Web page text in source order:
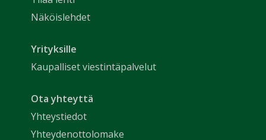
Näköislehdet
Yrityksille
Kaupalliset viestintäpalvelut
Ota yhteyttä
Yhteystiedot
Yhteydenottolomake